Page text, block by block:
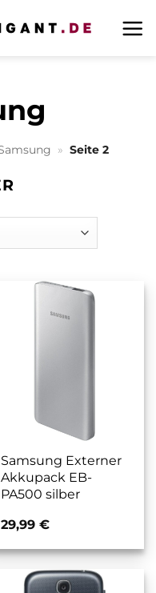
» Seite 2
Samsung Externer
Akkupack EB-
PA500 silber
29,99 €